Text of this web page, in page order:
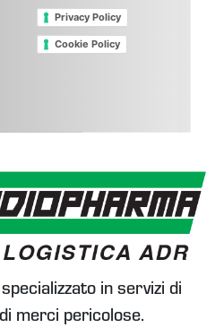
Privacy Policy
Cookie Policy
in servizi di
merci pericolose.